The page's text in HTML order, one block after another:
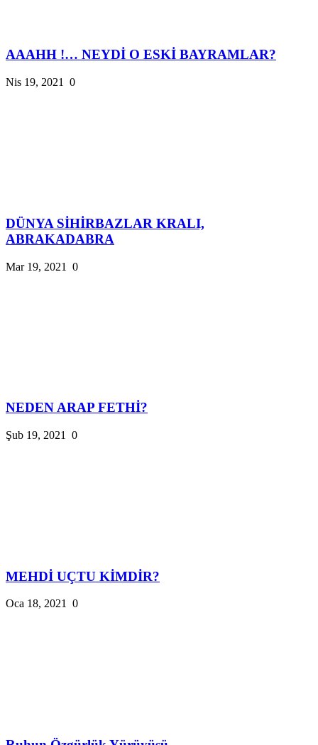
AAAHH !… NEYDİ O ESKİ BAYRAMLAR?
Nis 19, 2021 0
DÜNYA SİHİRBAZLAR KRALI,
ABRAKADABRA
Mar 19, 2021 0
NEDEN ARAP FETHİ?
Şub 19, 2021 0
MEHDİ UÇTU KİMDİR?
Oca 18, 2021 0